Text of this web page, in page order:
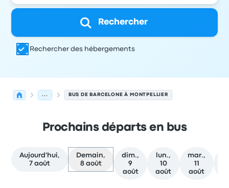
Rechercher
Rechercher des hébergements
... BUS DE BARCELONE À MONTPELLIER
Prochains départs en bus
Aujourd'hui,
7 août
Demain,
8 août
dim.,
9
août
lun.,
10
août
mar.,
11
août